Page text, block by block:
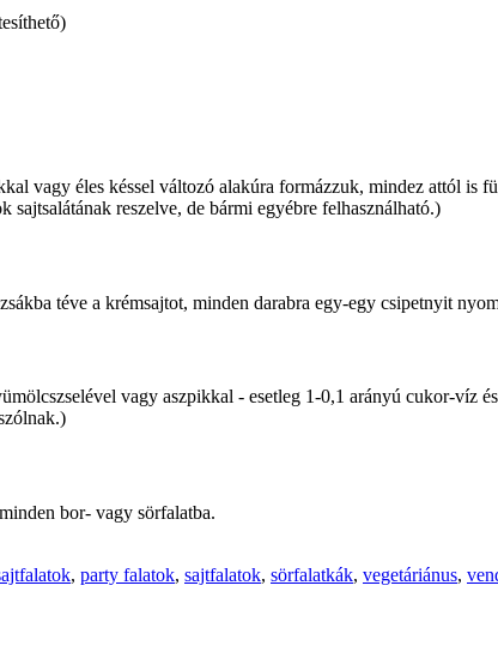
vagy éles késsel változó alakúra formázzuk, mindez attól is
reszelve, de bármi egyébre felhasználható.)
téve a krémsajtot, minden darabra egy-egy csipetnyit
vagy aszpikkal - esetleg 1-0,1 arányú cukor-víz
bor- vagy sörfalatba.
, party falatok, sajtfalatok, sörfalatkák, vegetáriánus,